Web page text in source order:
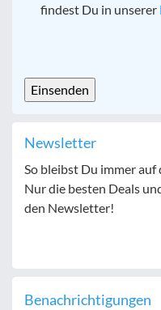
findest Du in unserer
Newsletter
So bleibst Du immer auf
Nur die besten Deals
den Newsletter!
Benachrichtigungen